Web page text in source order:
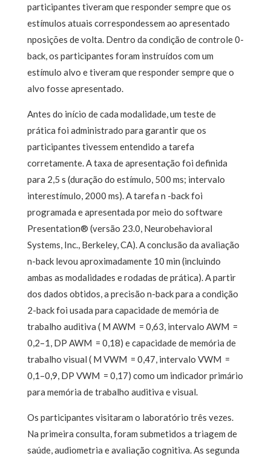
participantes tiveram que responder sempre que os
estímulos atuais correspondessem ao apresentado
nposições de volta. Dentro da condição de controle 0-
back, os participantes foram instruídos com um
estímulo alvo e tiveram que responder sempre que o
alvo fosse apresentado.
Antes do início de cada modalidade, um teste de
prática foi administrado para garantir que os
participantes tivessem entendido a tarefa
corretamente. A taxa de apresentação foi definida
para 2,5 s (duração do estímulo, 500 ms; intervalo
interestímulo, 2000 ms). A tarefa n -back foi
programada e apresentada por meio do software
Presentation® (versão 23.0, Neurobehavioral
Systems, Inc., Berkeley, CA). A conclusão da avaliação
n-back levou aproximadamente 10 min (incluindo
ambas as modalidades e rodadas de prática). A partir
dos dados obtidos, a precisão n-back para a condição
2-back foi usada para capacidade de memória de
trabalho auditiva ( M AWM = 0,63, intervalo AWM =
0,2–1, DP AWM = 0,18) e capacidade de memória de
trabalho visual ( M VWM = 0,47, intervalo VWM =
0,1–0,9, DP VWM = 0,17) como um indicador primário
para memória de trabalho auditiva e visual.
Os participantes visitaram o laboratório três vezes.
Na primeira consulta, foram submetidos a triagem de
saúde, audiometria e avaliação cognitiva. As segunda